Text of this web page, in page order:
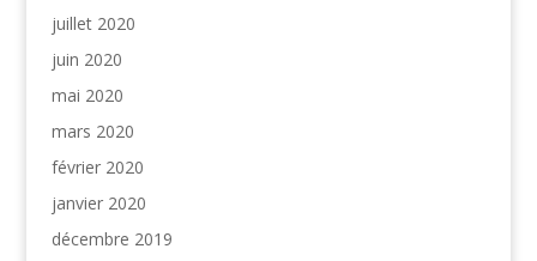
juillet 2020
juin 2020
mai 2020
mars 2020
février 2020
janvier 2020
décembre 2019